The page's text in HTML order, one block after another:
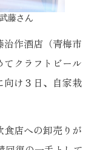
藤さん
作酒店（青梅市
クラフトビール
向け３日、自家栽
店への卸売りが